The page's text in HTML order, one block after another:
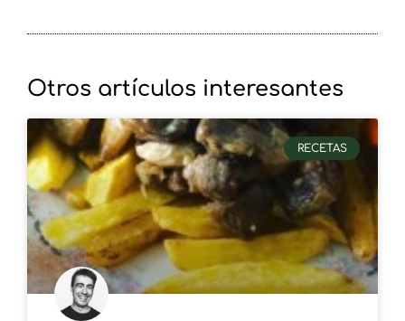
Otros artículos interesantes
RECETAS